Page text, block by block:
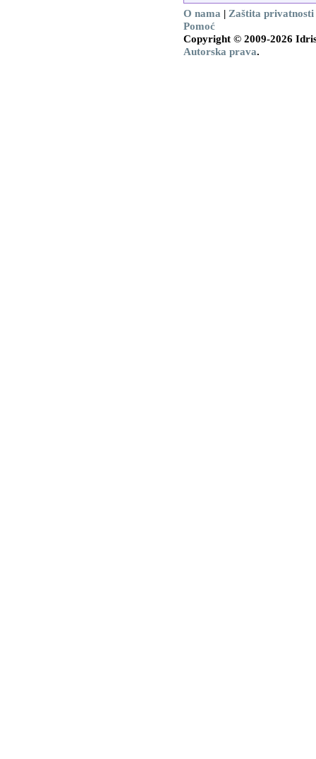
O nama | Zaštita privatnosti
Pomoć
Copyright © 2009-2026
Autorska prava.